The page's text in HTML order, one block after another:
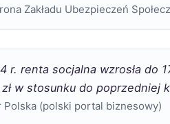
Zakładu Ubezpieczeń
r. renta socjalna wzrosła do
w stosunku do poprzedniej
Polska (polski portal biznesowy)